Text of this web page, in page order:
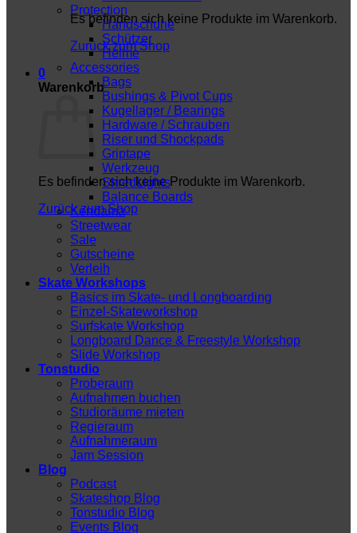
Es befinden sich keine Produkte im Warenkorb.
Zurück zum Shop
0
Warenkorb
Es befinden sich keine Produkte im Warenkorb.
Zurück zum Shop
Protection
Handschuhe
Schützer
Helme
Accessories
Bags
Bushings & Pivot Cups
Kugellager / Bearings
Hardware / Schrauben
Riser und Shockpads
Griptape
Werkzeug
ShredLights
Balance Boards
Kendama
Streetwear
Sale
Gutscheine
Verleih
Skate Workshops
Basics im Skate- und Longboarding
Einzel-Skateworkshop
Surfskate Workshop
Longboard Dance & Freestyle Workshop
Slide Workshop
Tonstudio
Proberaum
Aufnahmen buchen
Studioräume mieten
Regieraum
Aufnahmeraum
Jam Session
Blog
Podcast
Skateshop Blog
Tonstudio Blog
Events Blog